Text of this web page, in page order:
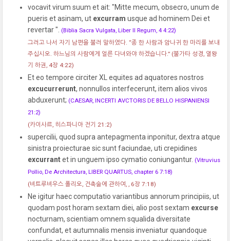
vocavit virum suum et ait: "Mitte mecum, obsecro, unum de
pueris et asinam, ut excurram usque ad hominem Dei et
revertar ". (Biblia Sacra Vulgata, Liber II Regum, 4 4:22)
그러고 나서 자기 남편을 불러 말하였다. “종 한 사람과 암나귀 한 마리를 보내
주십시오. 하느님의 사람에게 얼른 다녀와야 하겠습니다.” (불가타 성경, 열왕
기 하권, 4장 4:22)
Et eo tempore circiter XL equites ad aquatores nostros
excucurrerunt, nonnullos interfecerunt, item alios vivos
abduxerunt; (CAESAR, INCERTI AVCTORIS DE BELLO HISPANIENSI
21:2)
(카이사르, 히스파니아 전기 21:2)
supercilii, quod supra antepagmenta inponitur, dextra atque
sinistra proiecturae sic sunt faciundae, uti crepidines
excurrantet in unguem ipso cymatio coniungantur. (Vitruvius
Pollio, De Architectura, LIBER QUARTUS, chapter 6 7:18)
(비트루비우스 폴리오, 건축술에 관하여, , 6장 7:18)
Ne igitur haec computatio variantibus annorum principiis, ut
quodam post horam sextam diei, alio post sextam excurse
nocturnam, scientiam omnem squalida diversitate
confundat, et autumnalis mensis inveniatur quandoque